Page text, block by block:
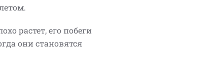
летом.
растет, его побеги
они становятся